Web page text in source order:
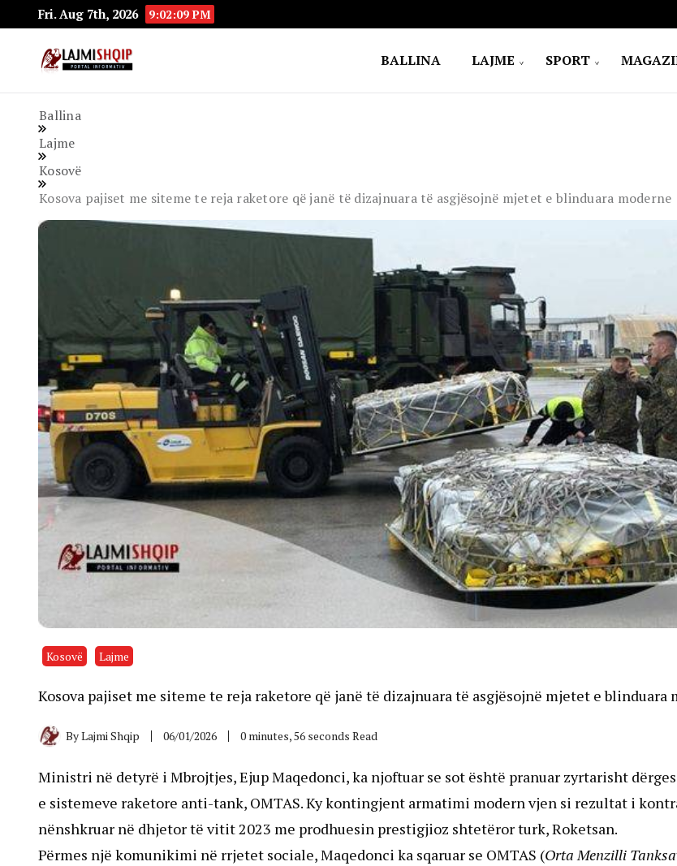
Fri. Aug 7th, 2026 9:02:10 PM
BALLINA LAJME SPORT
Ballina
Lajme
Kosovë
Kosova pajiset me siteme te reja raketore që janë të dizajnuara të asgjësojnë mjetet e blinduara moderne
Kosovë Lajme
Kosova pajiset me siteme te reja raketore që janë të dizajnuara të asgjësojnë mjetet e blinduara
ByLajmi Shqip 06/01/2026 0 minutes, 56 seconds Read
Ministri në detyrë i Mbrojtjes, Ejup Maqedonci, ka njoftuar se sot është pranuar zyrtarisht
e sistemeve raketore anti-tank, OMTAS. Ky kontingjent armatimi modern vjen si rezultat i
nënshkruar në dhjetor të vitit 2023 me prodhuesin prestigjioz shtetëror turk, Roketsan.
Përmes një komunikimi në rrjetet sociale, Maqedonci ka sqaruar se OMTAS (Orta Menzilli